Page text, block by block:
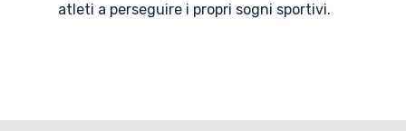
atleti a perseguire i propri sogni sportivi.